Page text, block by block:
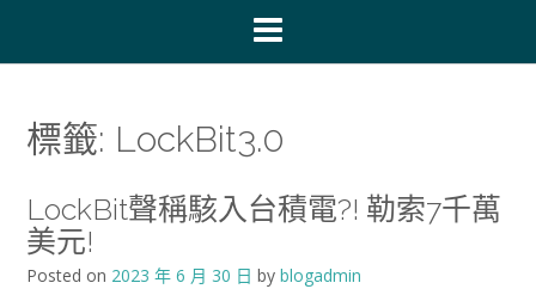
標籤: LockBit3.0
LockBit聲稱駭入台積電?! 勒索7千萬
美元!
Posted on 2023 年 6 月 30 日 by blogadmin